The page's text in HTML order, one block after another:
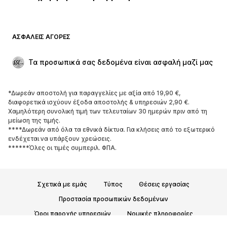
ΑΣΦΑΛΕΊΣ ΑΓΟΡΈΣ
Τα προσωπικά σας δεδομένα είναι ασφαλή μαζί μας
*Δωρεάν αποστολή για παραγγελίες με αξία από 19,90 €,
διαφορετικά ισχύουν έξοδα αποστολής & υπηρεσιών 2,90 €.
Χαμηλότερη συνολική τιμή των τελευταίων 30 ημερών πριν από τη
μείωση της τιμής.
****Δωρεάν από όλα τα εθνικά δίκτυα. Για κλήσεις από το εξωτερικό
ενδέχεται να υπάρξουν χρεώσεις.
******Όλες οι τιμές συμπεριλ. ΦΠΑ.
Σχετικά με εμάς Τύπος
Θέσεις εργασίας
Προστασία προσωπικών δεδομένων
Όροι παροχής υπηρεσιών
Νομικές πληροφορίες